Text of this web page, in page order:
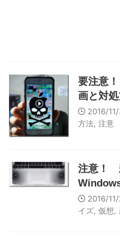
要注意
画と対
2016/
方法 注意
注意！
2016/
イズ, 仮想,